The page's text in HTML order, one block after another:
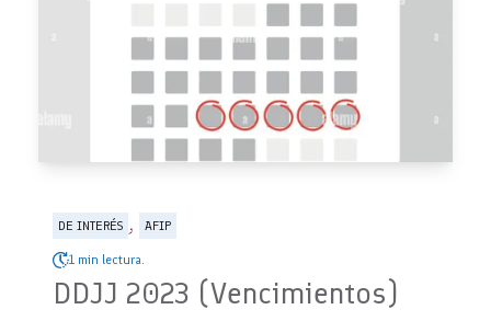
DE INTERÉS , AFIP
1 min lectura.
DDJJ 2023 (Vencimientos)